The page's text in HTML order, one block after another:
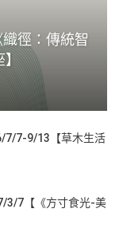
徑：傳統智
】
7/7-9/13【草木生活
3/7【《方寸食光-美